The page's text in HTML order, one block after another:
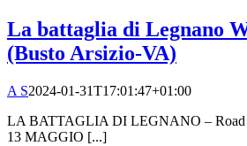
La battaglia di Legnano
(Busto Arsizio-VA)
A S2024-01-31T17:01:47+01:00
LA BATTAGLIA DI LEGNANO –
13 MAGGIO [...]